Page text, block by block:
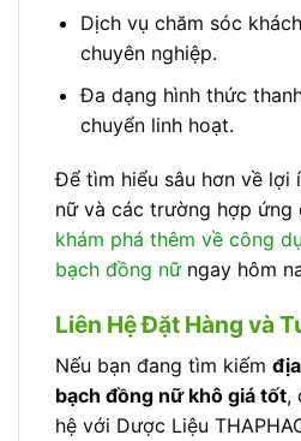
Dịch vụ chăm sóc
chuyên nghiệp.
Đa dạng hình thức
chuyển linh hoạt.
Để tìm hiểu sâu hơn về lợi
nữ và các trường hợp ứng
khám phá thêm về công
bạch đồng nữngay hôm
Liên Hệ Đặt Hàng và
Nếu bạn đang tìm kiếm
bạch đồng nữ khô giá tốt,
hệ với Dược Liệu